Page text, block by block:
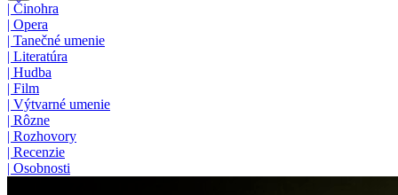
| Činohra
| Opera
| Tanečné umenie
| Literatúra
| Hudba
| Film
| Výtvarné umenie
| Rôzne
| Rozhovory
| Recenzie
| Osobnosti